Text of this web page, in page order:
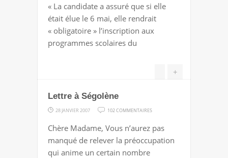
SCOLAIRES
« La candidate a assuré que si elle
était élue le 6 mai, elle rendrait
« obligatoire » l’inscription aux
programmes scolaires du
+
Lettre à Ségolène
28 JANVIER 2007 102 COMMENTAIRES
À
SÉGOLÈNE
Chère Madame, Vous n’aurez pas
manqué de relever la préoccupation
qui anime un certain nombre